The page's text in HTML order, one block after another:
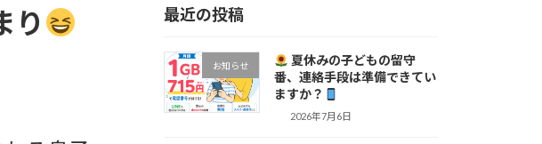
り
最近の投稿
お知らせ
夏休みの子どもの留守
番、連絡手段は準備できてい
ますか？
2026年7月6日